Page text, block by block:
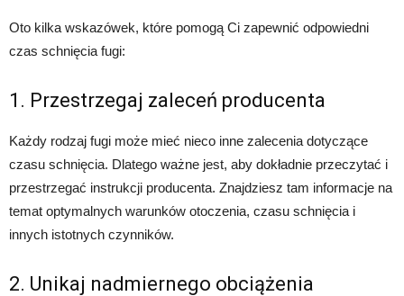
Oto kilka wskazówek, które pomogą Ci zapewnić odpowiedni
czas schnięcia fugi:
1. Przestrzegaj zaleceń producenta
Każdy rodzaj fugi może mieć nieco inne zalecenia dotyczące
czasu schnięcia. Dlatego ważne jest, aby dokładnie przeczytać i
przestrzegać instrukcji producenta. Znajdziesz tam informacje na
temat optymalnych warunków otoczenia, czasu schnięcia i
innych istotnych czynników.
2. Unikaj nadmiernego obciążenia